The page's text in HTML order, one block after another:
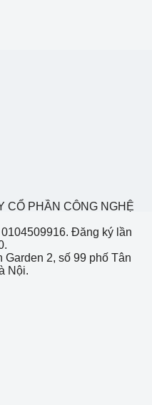
CỔ PHẦN CÔNG NGHỆ
Đăng ký lần
2, số 99 phố Tân
Nội.